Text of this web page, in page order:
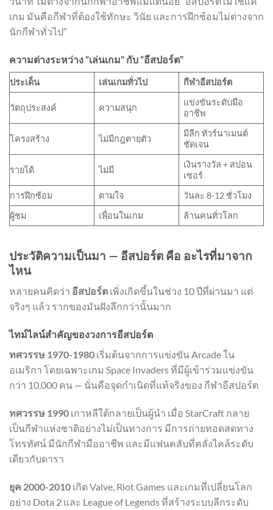
เกม มันคือกีฬาที่ต้องใช้ทักษะ วินัย และการฝึกซ้อมไม่ต่างจาก
นักกีฬาทั่วไป”
ความต่างระหว่าง “เล่นเกม” กับ “อีสปอร์ต”
ประเด็น เล่นเกมทั่วไป กีฬาอีสปอร์ต
วัตถุประสงค์ ความสนุก
แข่งขันระดับมือ
อาชีพ
โครงสร้าง ไม่มีกฎตายตัว
มีลีก ทัวร์นาเมนต์
ชัดเจน
รายได้ ไม่มี
เงินรางวัล + สปอน
เซอร์
การฝึกซ้อม
ตามใจ
วันละ 8-12 ชั่วโมง
ผู้ชม
เพื่อนในเกม ล้านคนทั่วโลก
ประวัติความเป็นมา — อีสปอร์ต คือ อะไรที่มาจาก
ไหน
หลายคนคิดว่า อีสปอร์ต เพิ่งเกิดขึ้นในช่วง 10 ปีที่ผ่านมา แต่
จริงๆ แล้ว รากของมันฝังลึกกว่านั้นมาก
ไทม์ไลน์สำคัญของวงการอีสปอร์ต
ทศวรรษ 1970-1980 เริ่มต้นจากการแข่งขัน Arcade ใน
อเมริกา โดยเฉพาะเกม Space Invaders ที่มีผู้เข้าร่วมแข่งขัน
กว่า 10,000 คน — นั่นคือจุดกำเนิดที่แท้จริงของ กีฬาอีสปอร์ต
ทศวรรษ 1990 เกาหลีใต้กลายเป็นผู้นำ เมื่อ StarCraft กลาย
เป็นกีฬาแห่งชาติอย่างไม่เป็นทางการ มีการถ่ายทอดสดทาง
โทรทัศน์ มีนักกีฬามืออาชีพ และมีแฟนคลับที่คลั่งไคล้ระดับ
เดียวกับดารา
ยุค 2000-2010 เกิด Valve, Riot Games และเกมที่เปลี่ยนโลก
อย่าง Dota 2 และ League of Legends ที่สร้างระบบลีกระดับ